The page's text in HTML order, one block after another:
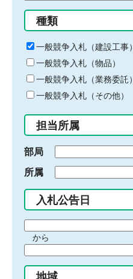
る
キ
ー
ワ
ー
ド
入
力
種類
一般競争入札（建設工事）
一般競争入札（物品）
一般競争入札（業務委託）
一般競争入札（その他）
担当所属
部局
所属
入札公告日
間
始
から
間
地域